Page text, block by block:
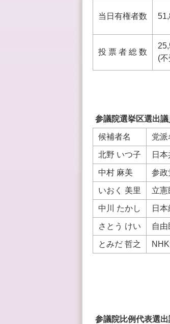
当日有権者数
投 票 者 総 数
(
参議院選挙区選出
候補者名 党派
北野 いつ子 日
中村 麻美 参政
いおく 美里 立憲
中川 たかし 日
さとう けい 自由
とみだ 哲之
参議院比例代表選